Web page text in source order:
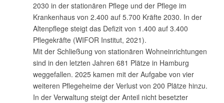
2030 in der stationären Pflege und der Pflege im
Krankenhaus von 2.400 auf 5.700 Kräfte 2030. In der
Altenpflege steigt das Defizit von 1.400 auf 3.400
Pflegekräfte (WIFOR Institut, 2021).
Mit der Schließung von stationären Wohneinrichtungen
sind in den letzten Jahren 681 Plätze in Hamburg
weggefallen. 2025 kamen mit der Aufgabe von vier
weiteren Pflegeheime der Verlust von 200 Plätze hinzu.
In der Verwaltung steigt der Anteil nicht besetzter